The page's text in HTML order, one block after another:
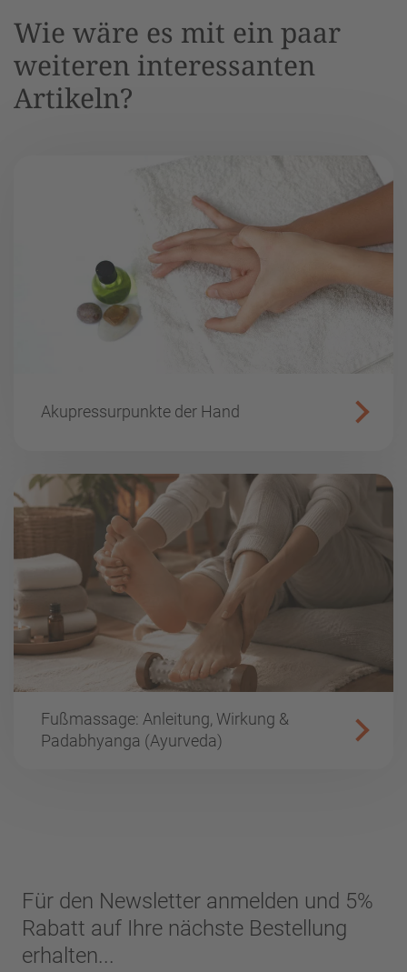
Wie wäre es mit ein paar
weiteren interessanten
Artikeln?
Akupressurpunkte der Hand
Fußmassage: Anleitung, Wirkung &
Padabhyanga (Ayurveda)
Für den Newsletter anmelden und 5%
Rabatt auf Ihre nächste Bestellung
erhalten...